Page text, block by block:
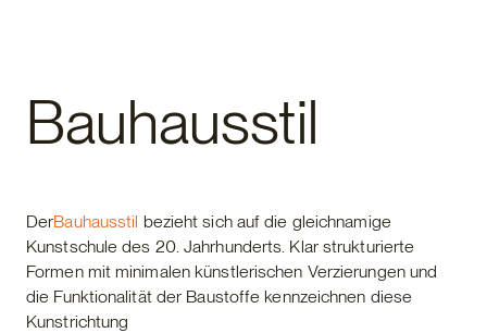
Bauhausstil
DerBauhausstil bezieht sich auf die gleichnamige
Kunstschule des 20. Jahrhunderts. Klar strukturierte
Formen mit minimalen künstlerischen Verzierungen und
die Funktionalität der Baustoffe kennzeichnen diese
Kunstrichtung